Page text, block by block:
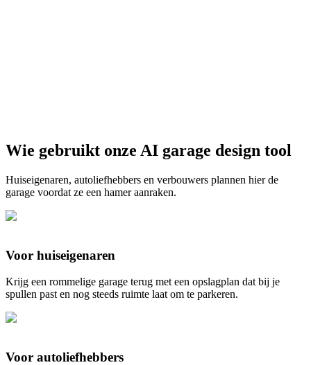
Start gratis
Wie gebruikt onze AI garage design tool
Huiseigenaren, autoliefhebbers en verbouwers plannen hier de
garage voordat ze een hamer aanraken.
Voor huiseigenaren
Krijg een rommelige garage terug met een opslagplan dat bij je
spullen past en nog steeds ruimte laat om te parkeren.
Voor autoliefhebbers